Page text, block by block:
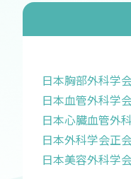
日本胸部外科学
日本血管外科学
日本心臓血管外
日本外科学会正
日本美容外科学会